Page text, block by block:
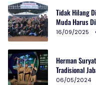
Tidak Hilang
Muda Harus
16/09/2025
Herman
Tradisional
06/05/2024